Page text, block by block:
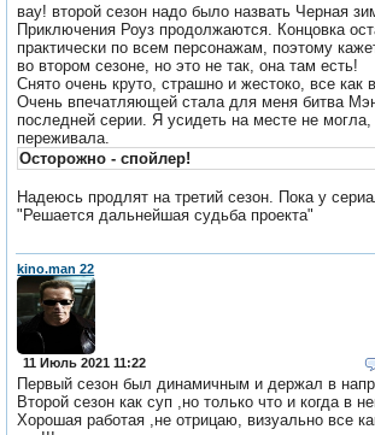
вау! второй сезон надо было назвать Черная
Приключения Роуз продолжаются. Концовка
практически по всем персонажам, поэтому
во втором сезоне, но это не так, она там есть!
Снято очень круто, страшно и жестоко, все как
Очень впечатляющей стала для меня битва
последней серии. Я усидеть на месте не могла,
переживала.
Осторожно - спойлер!
Надеюсь продлят на третий сезон. Пока у
"Решается дальнейшая судьба проекта"
kino.man 22
11 Июль 2021 11:22
Первый сезон был динамичным и держал в
Второй сезон как суп ,но только что и когда в
Хорошая работая ,не отрицаю, визуально все